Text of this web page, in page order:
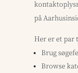
på
Her er et par
Brug
Browse